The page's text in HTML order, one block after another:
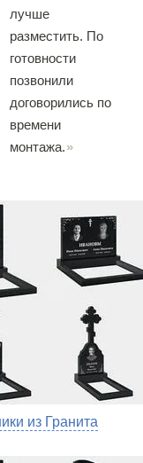
лучше
разместить. По
готовности
позвонили
договорились по
времени
монтажа.
из Гранита